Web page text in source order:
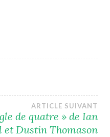
ARTICLE SUIVANT
de quatre » de Ian
et Dustin Thomason